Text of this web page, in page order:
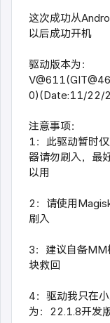
这次成功从
以后成功开机
驱动版本为：
V@611(
0)(Date:11/22/
注意事项：
1：此驱动暂时
器请勿刷入，最
以用
2：请使用
刷入
3：建议自备MM
块救回
4：驱动我只在
为：22.1.8开发